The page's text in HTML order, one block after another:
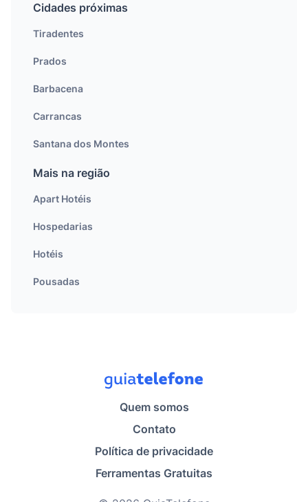
Cidades próximas
Tiradentes
Prados
Barbacena
Carrancas
Santana dos Montes
Mais na região
Apart Hotéis
Hospedarias
Hotéis
Pousadas
Quem somos
Contato
Política de privacidade
Ferramentas Gratuitas